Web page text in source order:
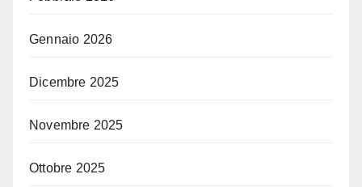
Gennaio 2026
Dicembre 2025
Novembre 2025
Ottobre 2025